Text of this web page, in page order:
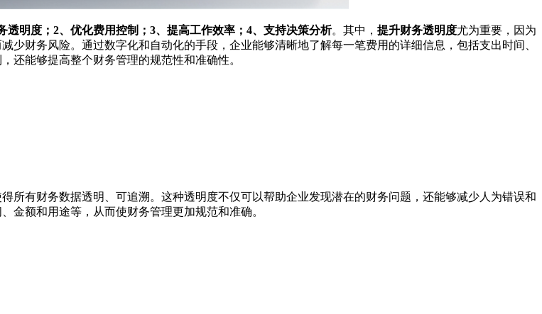
透明度；2、优化费用控制；3、提高工作效率；4、支持决策分析。其中， 提升财务透明度尤为重要，因为
财务风险。通过数字化和自动化的手段，企业能够清晰地了解每一笔费用的详细信息，包括支出时间、
还能够提高整个财务管理的规范性和准确性。
所有财务数据透明、可追溯。这种透明度不仅可以帮助企业发现潜在的财务问题，还能够减少人为错误和
金额和用途等，从而使财务管理更加规范和准确。